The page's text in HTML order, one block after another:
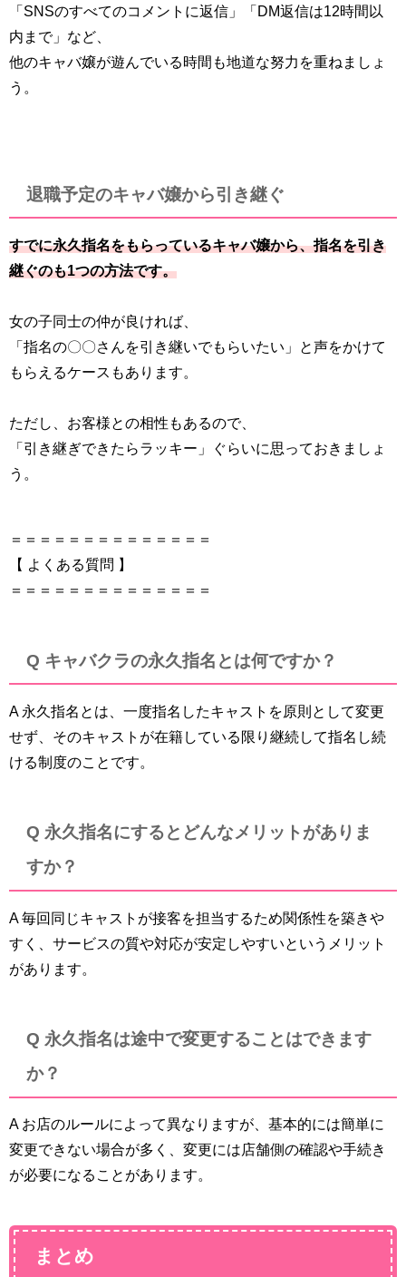
「SNSのすべてのコメントに返信」「DM返信は12時間以
内まで」など、
他のキャバ嬢が遊んでいる時間も地道な努力を重ねましょ
う。
退職予定のキャバ嬢から引き継ぐ
すでに永久指名をもらっているキャバ嬢から、指名を引き
継ぐのも1つの方法です。
女の子同士の仲が良ければ、
「指名の〇〇さんを引き継いでもらいたい」と声をかけて
もらえるケースもあります。
ただし、お客様との相性もあるので、
「引き継ぎできたらラッキー」ぐらいに思っておきましょ
う。
＝＝＝＝＝＝＝＝＝＝＝＝＝＝
【 よくある質問 】
＝＝＝＝＝＝＝＝＝＝＝＝＝＝
Q キャバクラの永久指名とは何ですか？
A 永久指名とは、一度指名したキャストを原則として変更
せず、そのキャストが在籍している限り継続して指名し続
ける制度のことです。
Q 永久指名にするとどんなメリットがありま
すか？
A 毎回同じキャストが接客を担当するため関係性を築きや
すく、サービスの質や対応が安定しやすいというメリット
があります。
Q 永久指名は途中で変更することはできます
か？
A お店のルールによって異なりますが、基本的には簡単に
変更できない場合が多く、変更には店舗側の確認や手続き
が必要になることがあります。
まとめ